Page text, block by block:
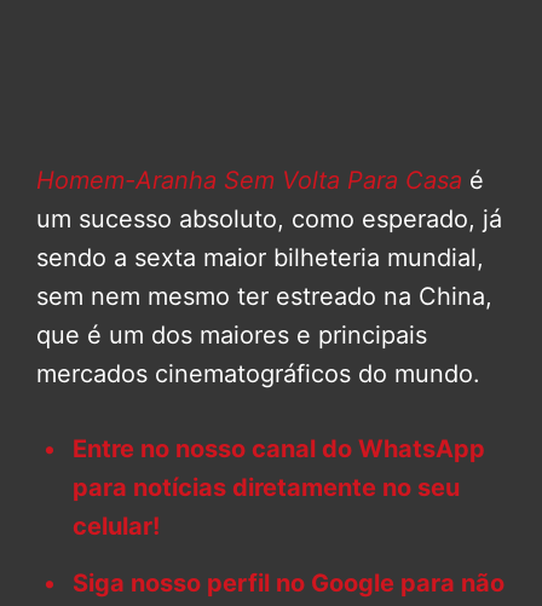
Homem-Aranha Sem Volta Para Casa é
um sucesso absoluto, como esperado, já
sendo a sexta maior bilheteria mundial,
sem nem mesmo ter estreado na China,
que é um dos maiores e principais
mercados cinematográficos do mundo.
Entre no nosso canal do WhatsApp
para notícias diretamente no seu
celular!
Siga nosso perfil no Google para não